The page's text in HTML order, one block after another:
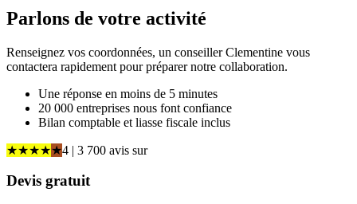
Parlons de votre activité
Renseignez vos coordonnées, un conseiller Clementine vous
contactera rapidement pour préparer notre collaboration.
Une réponse en moins de 5 minutes
20 000 entreprises nous font confiance
Bilan comptable et liasse fiscale inclus
★★★★★4 | 3 700 avis sur
Devis gratuit